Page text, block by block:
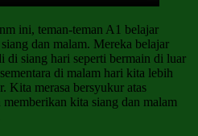
ini, teman-teman A1 belajar
dan malam. Mereka belajar
di siang hari seperti bermain di luar
di malam hari kita lebih
Kita merasa bersyukur atas
kita siang dan malam